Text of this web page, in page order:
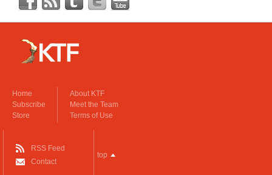
Home
Subscribe
Store
About KTF
Meet the Team
Terms of Use
RSS Feed
Contact
top